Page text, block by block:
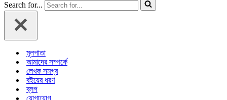
Search for...
মূলপাতা
আমাদের সম্পর্কে
লেখক সমগ্র
বইয়ের ধরণ
ব্লগ
যোগাযোগ